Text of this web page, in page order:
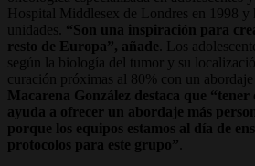
Hospital Middlesex de Londres en 1998 y
unidades. “Son una inspiración para
resto de Europa”, añade . Los
según la biología del tumor y su
curación próximas al 80% con un abordaje
Macarena González destaca que
ayuda a ofrecer un abordaje más
porque los equipos estamos al día de
protocolos para este grupo”